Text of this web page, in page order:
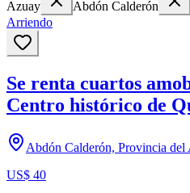
Azuay
Abdón Calderón
Arriendo
Se renta cuartos
Centro histórico de
Abdón Calderón, Provincia del
US$ 40